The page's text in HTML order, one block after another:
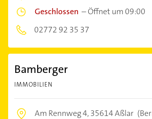
Geschlossen –Öffnet um 09:00
02772 92 35 37
Bamberger
IMMOBILIEN
Am Rennweg 4,35614 Aßlar